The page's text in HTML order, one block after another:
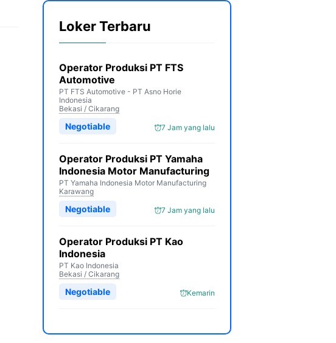
Loker Terbaru
Operator Produksi PT FTS
Automotive
PT FTS Automotive - PT Asno Horie
Indonesia
Bekasi / Cikarang
7 Jam yang lalu
Negotiable
Operator Produksi PT Yamaha
Indonesia Motor Manufacturing
PT Yamaha Indonesia Motor Manufacturing
Karawang
7 Jam yang lalu
Negotiable
Operator Produksi PT Kao
Indonesia
PT Kao Indonesia
Bekasi / Cikarang
Kemarin
Negotiable